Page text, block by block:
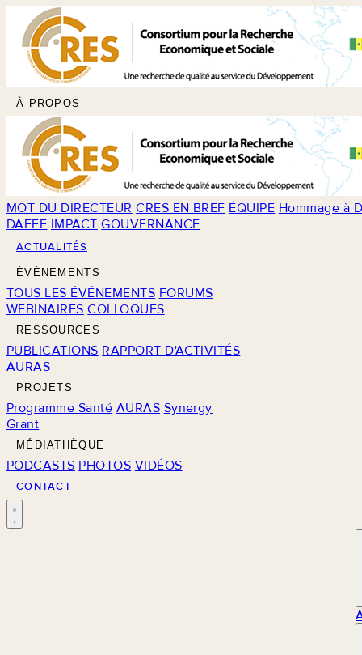
À PROPOS
MOT DU DIRECTEUR CRES EN BREF ÉQUIPE Hommage à
DAFFE IMPACT GOUVERNANCE
ACTUALITÉS
ÉVÉNEMENTS
TOUS LES ÉVÉNEMENTS FORUMS
WEBINAIRES COLLOQUES
RESSOURCES
PUBLICATIONS RAPPORT D'ACTIVITÉS
AURAS
PROJETS
Programme Santé AURAS Synergy
Grant
MÉDIATHÈQUE
PODCASTS PHOTOS VIDÉOS
CONTACT